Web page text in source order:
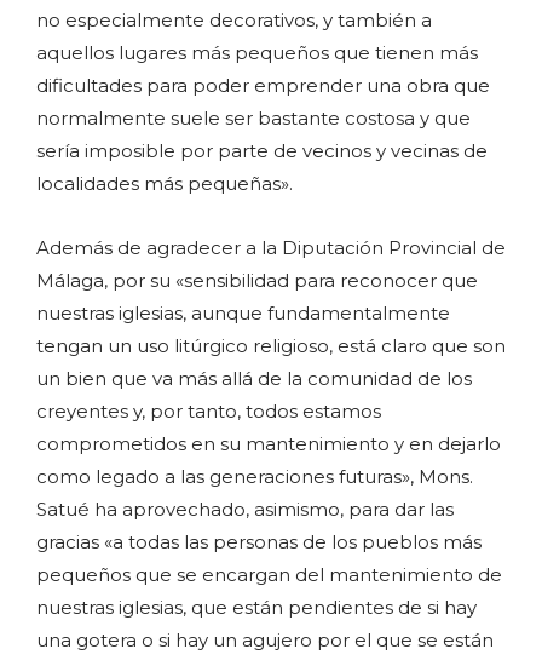
no especialmente decorativos, y también a
aquellos lugares más pequeños que tienen más
dificultades para poder emprender una obra que
normalmente suele ser bastante costosa y que
sería imposible por parte de vecinos y vecinas de
localidades más pequeñas».
Además de agradecer a la Diputación Provincial de
Málaga, por su «sensibilidad para reconocer que
nuestras iglesias, aunque fundamentalmente
tengan un uso litúrgico religioso, está claro que son
un bien que va más allá de la comunidad de los
creyentes y, por tanto, todos estamos
comprometidos en su mantenimiento y en dejarlo
como legado a las generaciones futuras», Mons.
Satué ha aprovechado, asimismo, para dar las
gracias «a todas las personas de los pueblos más
pequeños que se encargan del mantenimiento de
nuestras iglesias, que están pendientes de si hay
una gotera o si hay un agujero por el que se están